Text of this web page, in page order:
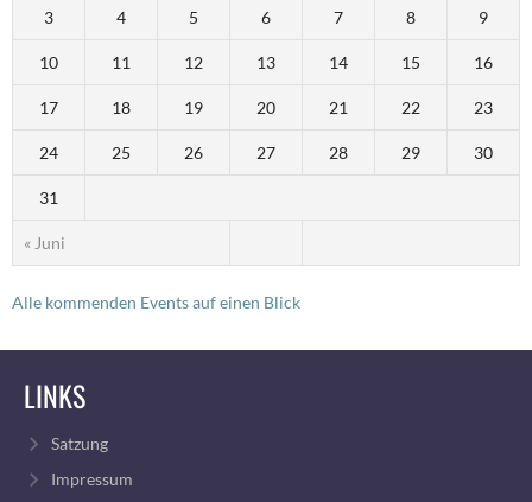
« Juni
3 4 5 6 7 8 9
10 11 12 13 14 15 16
17 18 19 20 21 22 23
24 25 26 27 28 29 30
31
Alle kommenden Events auf einen Blick
LINKS
Satzung
Impressum